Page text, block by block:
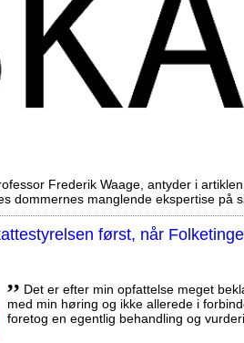
Frederik Waage, antyder i
dommernes manglende ekspertise på
først, når
,, Det er efter min opfattelse meget
med min høring og ikke allerede i
foretog en egentlig behandling og